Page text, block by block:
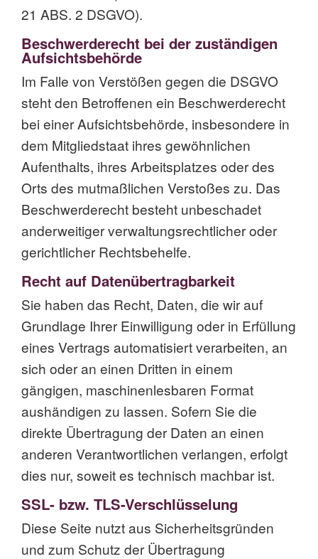
21 ABS. 2 DSGVO).
Beschwerde­recht bei der zuständigen
Aufsichts­behörde
Im Falle von Verstößen gegen die DSGVO
steht den Betroffenen ein Beschwerderecht
bei einer Aufsichtsbehörde, insbesondere in
dem Mitgliedstaat ihres gewöhnlichen
Aufenthalts, ihres Arbeitsplatzes oder des
Orts des mutmaßlichen Verstoßes zu. Das
Beschwerderecht besteht unbeschadet
anderweitiger verwaltungsrechtlicher oder
gerichtlicher Rechtsbehelfe.
Recht auf Daten­übertrag­barkeit
Sie haben das Recht, Daten, die wir auf
Grundlage Ihrer Einwilligung oder in Erfüllung
eines Vertrags automatisiert verarbeiten, an
sich oder an einen Dritten in einem
gängigen, maschinenlesbaren Format
aushändigen zu lassen. Sofern Sie die
direkte Übertragung der Daten an einen
anderen Verantwortlichen verlangen, erfolgt
dies nur, soweit es technisch machbar ist.
SSL- bzw. TLS-Verschlüsselung
Diese Seite nutzt aus Sicherheitsgründen
und zum Schutz der Übertragung